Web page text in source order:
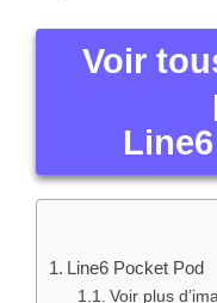
Voir
Line6 Pocket Pod
Voir plus